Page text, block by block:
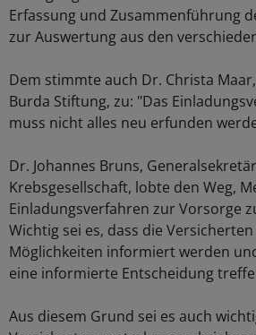
Erfassung und Zusammenführung
zur Auswertung aus den
Dem stimmte auch Dr. Christa
Burda Stiftung, zu: "Das
muss nicht alles neu erfunden
Dr. Johannes Bruns,
Krebsgesellschaft, lobte den Weg,
Einladungsverfahren zur Vorsorge
Wichtig sei es, dass die
Möglichkeiten informiert werden
eine informierte Entscheidung
Aus diesem Grund sei es auch